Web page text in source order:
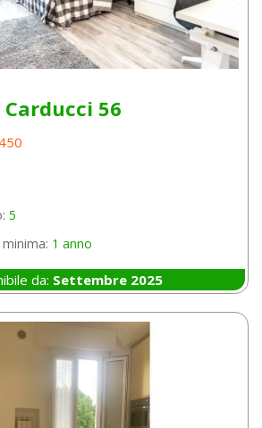
Carducci 56
5
1 anno
da: Settembre 2025